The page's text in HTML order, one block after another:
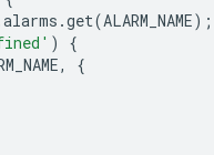
alarms .get(ALARM_NAME);
)
{
,
{